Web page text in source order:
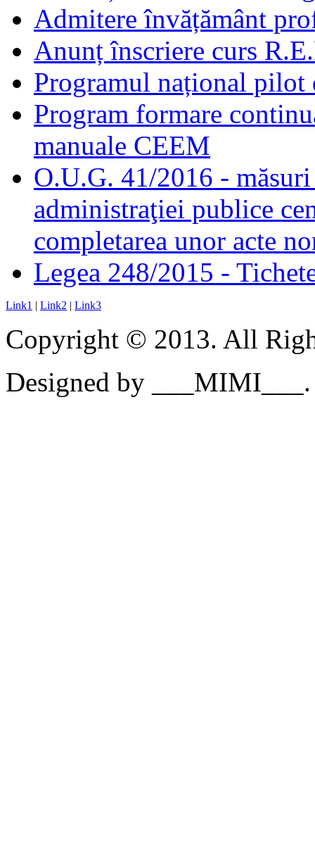
Admitere învățământ
Anunț înscriere curs
Programul național pilot
Program formare
manuale CEEM
O.U.G. 41/2016 -
administraţiei publice
completarea unor acte
Legea 248/2015 -
Link1 | Link2 | Link3
Copyright © 2013. All
Designed by ___MIMI___.